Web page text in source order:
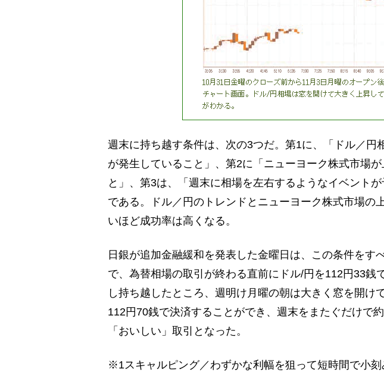
週末に持ち越す条件は、次の3つだ。第1に、「ドル／円
が発生していること」、第2に「ニューヨーク株式市場
と」、第3は、「週末に相場を左右するようなイベントが
である。ドル／円のトレンドとニューヨーク株式市場の
いほど成功率は高くなる。
日銀が追加金融緩和を発表した金曜日は、この条件をす
で、為替相場の取引が終わる直前にドル/円を112円33銭
し持ち越したところ、週明け月曜の朝は大きく窓を開け
112円70銭で決済することができ、週末をまたぐだけで
「おいしい」取引となった。
※1スキャルピング／わずかな利幅を狙って短時間で小